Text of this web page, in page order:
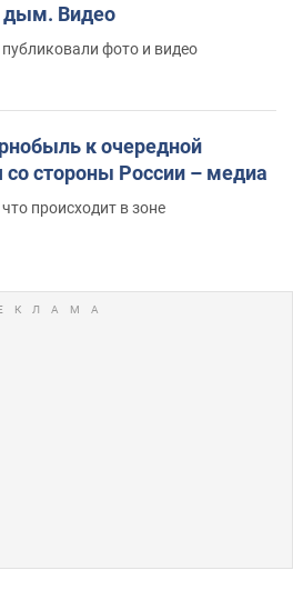
дым. Видео
фото и видео
к очередной
стороны России – медиа
происходит в зоне